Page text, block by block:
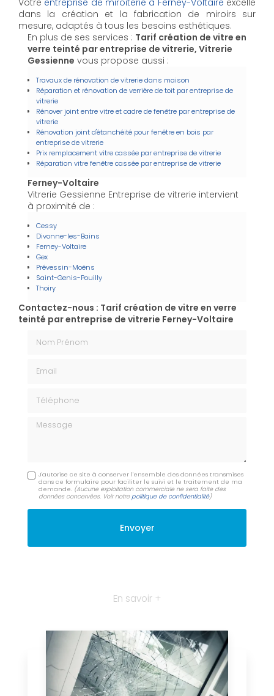
dans la création et la fabrication de miroirs sur
mesure, adaptés à tous les besoins esthétiques.
En plus de ses services : Tarif création de vitre en
verre teinté par entreprise de vitrerie, Vitrerie
Gessienne vous propose aussi :
Travaux de rénovation de vitrerie dans maison
Réparation et rénovation de verrière de toit par entreprise de
vitrerie
Rénover joint entre vitre et cadre de fenêtre par entreprise de
vitrerie
Rénovation joint d'étanchéité pour fenêtre en bois par
entreprise de vitrerie
Prix remplacement vitre cassée par entreprise de vitrerie
Réparation vitre fenêtre cassée par entreprise de vitrerie
Ferney-Voltaire
Vitrerie Gessienne Entreprise de vitrerie intervient
à proximité de :
Cessy
Divonne-les-Bains
Ferney-Voltaire
Gex
Prévessin-Moëns
Saint-Genis-Pouilly
Thoiry
Contactez-nous : Tarif création de vitre en verre
teinté par entreprise de vitrerie Ferney-Voltaire
Message
J'autorise ce site à conserver l'ensemble des données transmises
dans ce formulaire pour faciliter le suivi et le traitement de ma
demande. (Aucune exploitation commerciale ne sera faite des
données concervées. Voir notrepolitique de confidentialité)
En savoir +